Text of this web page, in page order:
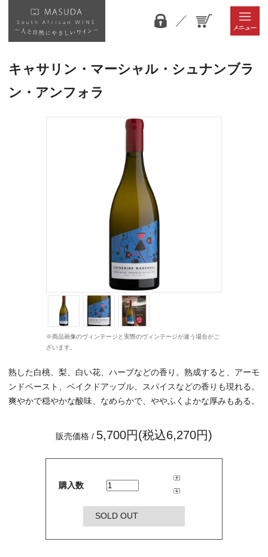
キャサリン・マーシャル・シュナンブラ
ン・アンフォラ
※商品画像のヴィンテージと実際のヴィンテージが違う場合がご
ざいます。
熟した白桃、梨、白い花、ハーブなどの香り。熟成すると、アーモ
ンドペースト、ベイクドアップル、スパイスなどの香りも現れる。
爽やかで穏やかな酸味、なめらかで、ややふくよかな厚みもある。
販売価格 / 5,700円(税込6,270円)
購入数
SOLD OUT